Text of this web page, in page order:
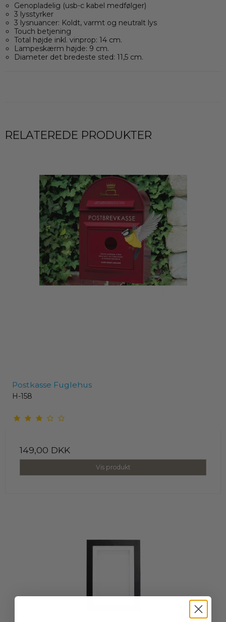
Genopladelig (usb-c kabel medfølger)
3 lysstyrker
3 lysnuancer: Koldt, varmt og neutralt lys
Touch betjening
Total højde inkl. vinprop: 14 cm.
Lampeskærm højde: 9 cm.
Diameter det bredeste sted: 11,5 cm.
RELATEREDE PRODUKTER
Postkasse Fuglehus
H-158
149,00 DKK
Vis produkt